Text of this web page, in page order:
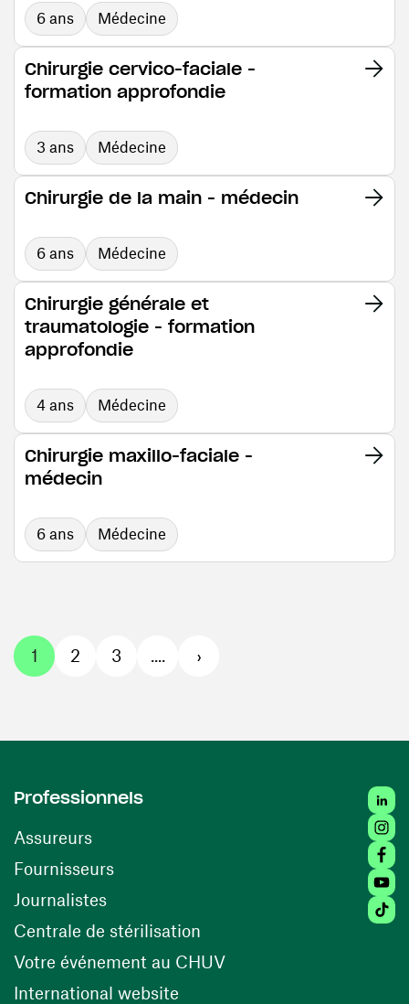
6 ans Médecine
Chirurgie cervico-faciale -
formation approfondie
3 ans Médecine
Chirurgie de la main - médecin
6 ans Médecine
Chirurgie générale et
traumatologie - formation
approfondie
4 ans Médecine
Chirurgie maxillo-faciale -
médecin
6 ans Médecine
1 2 3 .... ›
Professionnels
Assureurs
Fournisseurs(ouvre une nouvelle fenêtre)
Journalistes
Centrale de stérilisation (ouvre une nouvelle
Votre événement au CHUV(ouvre une nouvelle
International website